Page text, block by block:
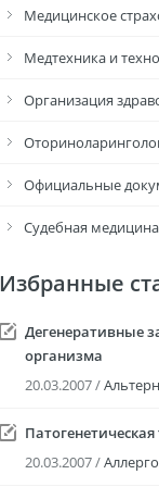
Медицинское
Медтехника и
Организация
Официальные
Судебная медицина
Избранные
Дегенеративные
организма
20.03.2007 /
20.03.2007 /